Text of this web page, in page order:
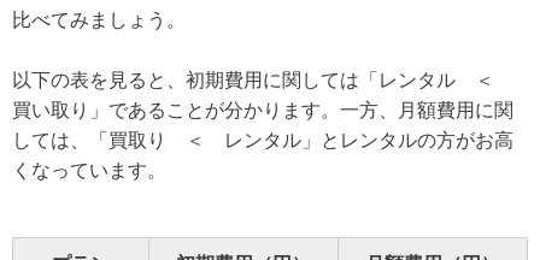
比べてみましょう。
以下の表を見ると、初期費用に関しては「レンタル ＜
買い取り」であることが分かります。一方、月額費用に関
しては、「買取り ＜ レンタル」とレンタルの方がお高
くなっています。